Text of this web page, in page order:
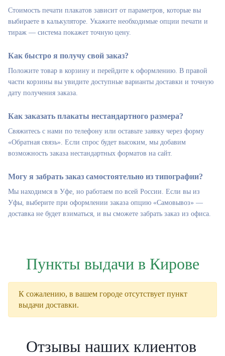
Стоимость печати плакатов зависит от параметров, которые вы
выбираете в калькуляторе. Укажите необходимые опции печати и
тираж — система покажет точную цену.
Как быстро я получу свой заказ?
Положите товар в корзину и перейдите к оформлению. В правой
части корзины вы увидите доступные варианты доставки и точную
дату получения заказа.
Как заказать плакаты нестандартного размера?
Свяжитесь с нами по телефону или оставьте заявку через форму
«Обратная связь». Если спрос будет высоким, мы добавим
возможность заказа нестандартных форматов на сайт.
Могу я забрать заказ самостоятельно из типографии?
Мы находимся в Уфе, но работаем по всей России. Если вы из
Уфы, выберите при оформлении заказа опцию «Самовывоз» —
доставка не будет взиматься, и вы сможете забрать заказ из офиса.
Пункты выдачи в Кирове
К сожалению, в вашем городе отсутствует пункт
выдачи доставки.
Отзывы наших клиентов